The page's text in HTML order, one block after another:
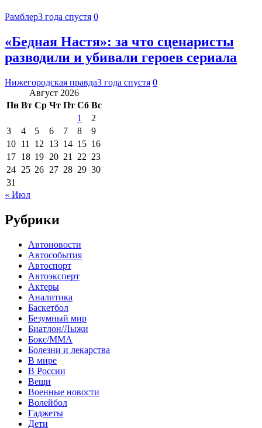
Рамблер3 года спустя 0
«Бедная Настя»: за что сценаристы
разводили и убивали героев сериала
Нижегородская правда3 года спустя 0
Август 2026
Пн Вт Ср Чт Пт Сб Вс
1
2
3
4 5 6 7 8
9
10 11 12 13 14 15 16
17 18 19 20 21 22 23
24 25 26 27 28 29 30
31
« Июл
Рубрики
Автоновости
Автособытия
Автоспорт
Автоэксперт
Актеры
Аналитика
Баскетбол
Безумный мир
Биатлон/Лыжи
Бокс/MMA
Болезни и лекарства
В мире
В России
Вещи
Военные новости
Волейбол
Гаджеты
Дети